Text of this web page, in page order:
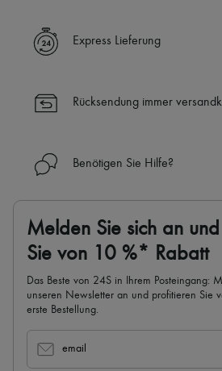
✓ Expresslieferung in über 100 Ländern
✓ Kostenlose Retouren
die Uhr (24h/24)
Mehr erfahren über 24S, ein Haus
Express Lieferung
Rücksendung immer
Benötigen Sie Hilfe?
Melden Sie sich an
Sie von 10 %* Rabatt
Das Beste von 24S in Ihrem Posteingang:
unseren Newsletter an und profitieren Sie
erste Bestellung.
email